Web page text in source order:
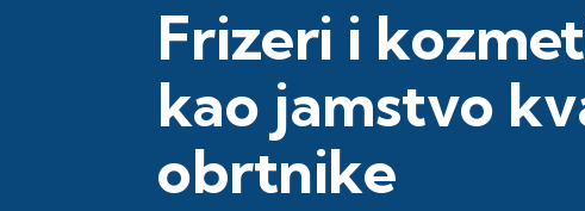
Frizeri i
kao jamstvo
obrtnike